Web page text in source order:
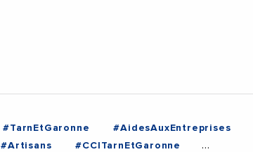
#TarnEtGaronne
#AidesAuxEntreprises
#Artisans
#CCITarnEtGaronne